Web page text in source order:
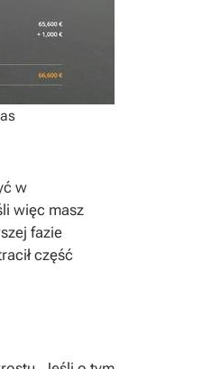
w
więc masz
fazie
część